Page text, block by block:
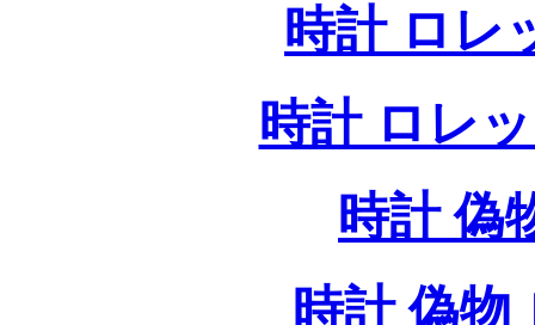
時計 ロレ
時計 ロレ
時計 偽
時計 偽物